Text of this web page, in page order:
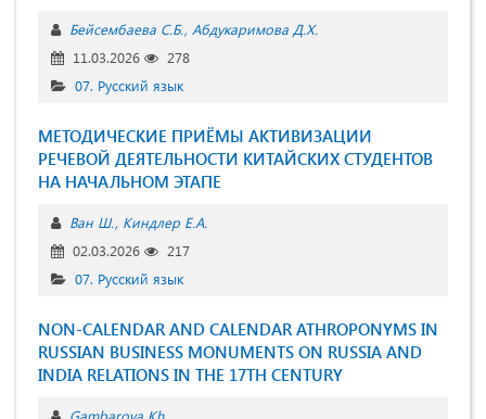
Бейсембаева С.Б. Абдукаримова Д.Х.
11.03.2026
278
07. Русский язык
МЕТОДИЧЕСКИЕ ПРИЁМЫ АКТИВИЗАЦИИ
РЕЧЕВОЙ ДЕЯТЕЛЬНОСТИ КИТАЙСКИХ СТУДЕНТОВ
НА НАЧАЛЬНОМ ЭТАПЕ
Ван Ш. Киндлер Е.А.
02.03.2026
217
07. Русский язык
NON-CALENDAR AND CALENDAR ATHROPONYMS IN
RUSSIAN BUSINESS MONUMENTS ON RUSSIA AND
INDIA RELATIONS IN THE 17TH CENTURY
Gambarova Kh.